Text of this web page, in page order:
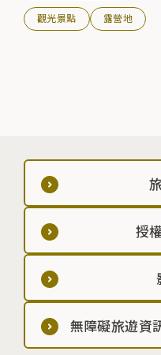
觀光景點 露營地
授
無障礙旅遊資